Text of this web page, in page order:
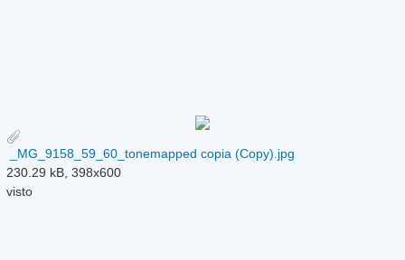
_MG_9158_59_60_tonemapped copia (Copy).jpg
230.29 kB, 398x600
visto